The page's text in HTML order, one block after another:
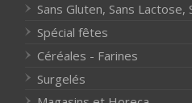
Sans Gluten, Sans Lactose,
Spécial fêtes
Céréales - Farines
Surgelés